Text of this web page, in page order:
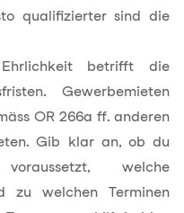
qualifizierter sind die
betrifft die
Gewerbemieten
OR 266a ff. anderen
Gib klar an, ob du
welche
zu welchen Terminen